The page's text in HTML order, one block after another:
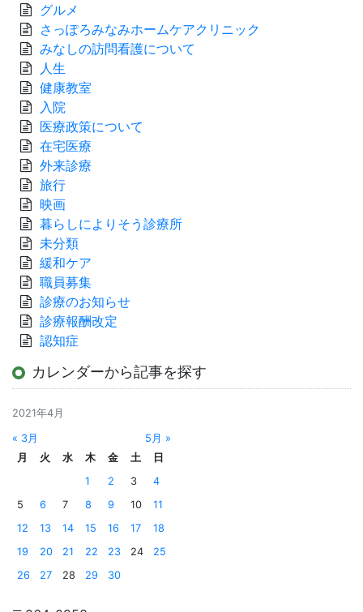
グルメ
さっぽろみなみホームケアクリニック
みなしの訪問看護について
人生
健康教室
入院
医療政策について
在宅医療
外来診療
旅行
映画
暮らしによりそう診療所
未分類
緩和ケア
職員募集
診療のお知らせ
診療報酬改定
認知症
カレンダーから記事を探す
2021年4月
« 3月
5月 »
月
火 水 木 金 土
日
1
2 3
4
5
6 7 8 9 10
11
12
13 14 15 16 17
18
19
20 21 22 23 24
25
26
27 28 29 30